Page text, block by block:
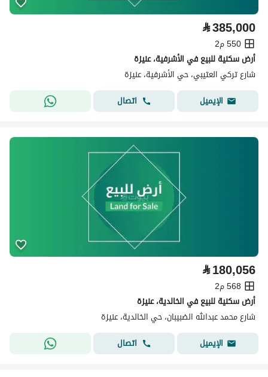
⃁385,000
550 م2
أرض سكنية للبيع في الأشرفية، عنيزة
شارع تركي العتيبي، حي الأشرفية، عنيزة
الإيميل
اتصال
⃁180,056
568 م2
أرض سكنية للبيع في الخالدية، عنيزة
شارع محمد عبدالله الضبيبان، حي الخالدية، عنيزة
الإيميل
اتصال